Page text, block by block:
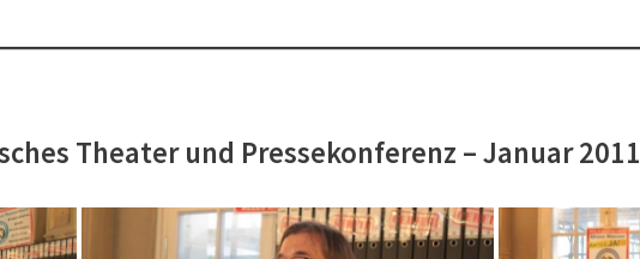
Theater und Pressekonferenz – Januar 2011